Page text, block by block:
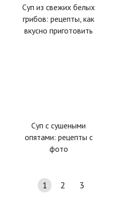
Суп из свежих белых
грибов: рецепты, как
вкусно приготовить
Суп с сушеными
опятами: рецепты с
фото
1 2 3